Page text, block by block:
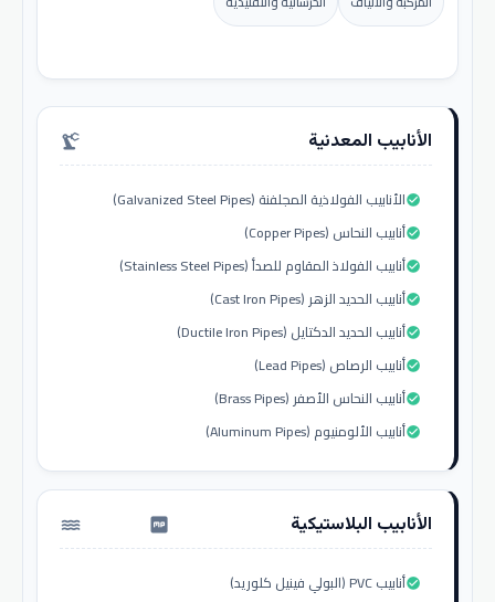
الأنابيب المعدنية precision_manufacturing
الأنابيب الفولاذية المجلفنة (Galvanized Steel Pipes)check_circle
أنابيب النحاس (Copper Pipes)check_circle
أنابيب الفولاذ المقاوم للصدأ (Stainless Steel Pipes)check_circle
أنابيب الحديد الزهر (Cast Iron Pipes)check_circle
أنابيب الحديد الدكتايل (Ductile Iron Pipes)check_circle
أنابيب الرصاص (Lead Pipes)check_circle
أنابيب النحاس الأصفر (Brass Pipes)check_circle
أنابيب الألومنيوم (Aluminum Pipes)check_circle
الأنابيب البلاستيكية water_pump
أنابيب PVC (البولي فينيل كلوريد)check_circle